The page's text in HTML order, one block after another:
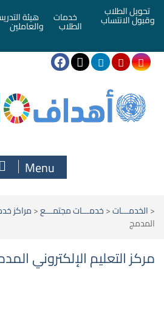
تحويل الطلاب
وقبول الانتساب خدمات
الطلاب
هيئة
والعاملين
Menu
<الخدمـــات<خدمـــات مجتمـــع<مراكز
المدمج
مركز التعليم الإلكتروني